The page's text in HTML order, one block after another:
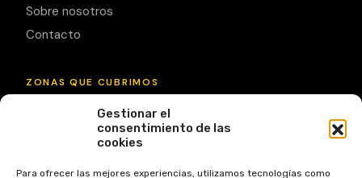
Gestionar el
consentimiento de las
cookies
Para ofrecer las mejores experiencias, utilizamos tecnologías como
Sobre nosotros
Contacto
ZONAS QUE CUBRIMOS
Mojácar
Pulpí